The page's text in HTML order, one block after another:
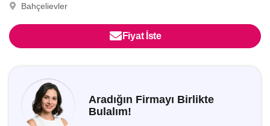
Bahçelievler
Fiyat İste
Aradığın Firmayı Birlikte
Bulalım!